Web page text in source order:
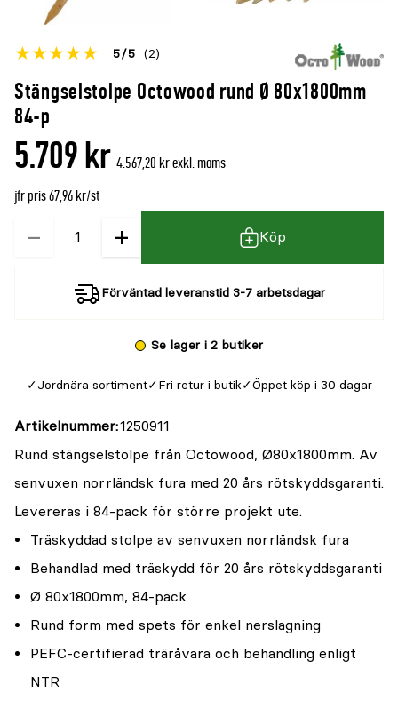
Stängselstolpe Octowood rund Ø 80x1800mm
84-p
Betyget
denna
5 5 (2)
Öppna
recensioner
5.709 kr 4.567,20 kr exkl. moms
jfr pris 67,96 kr/st
−
Kvantitet + Köp
Förväntad leveranstid 3-7 arbetsdagar
Se lager i 2 butiker
Jordnära sortiment Fri retur i butik Öppet köp i 30 dagar
Artikelnummer 1250911
Rund stängselstolpe från Octowood, Ø80x1800mm. Av
senvuxen norrländsk fura med 20 års rötskyddsgaranti.
Levereras i 84-pack för större projekt ute.
Träskyddad stolpe av senvuxen norrländsk fura
Behandlad med träskydd för 20 års rötskyddsgaranti
Ø 80x1800mm, 84-pack
Rund form med spets för enkel nerslagning
PEFC-certifierad träråvara och behandling enligt
NTR